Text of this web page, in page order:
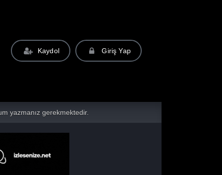
Kaydol Giriş Yap
yazmanız gerekmektedir.